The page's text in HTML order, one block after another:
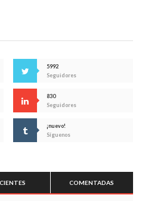
5992
Seguidores
830
Seguidores
¡nuevo!
Síguenos
COMENTADAS